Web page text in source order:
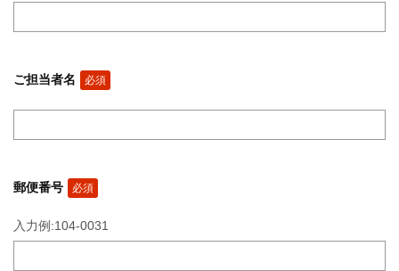
ご担当者名 必須
郵便番号 必須
入力例:104-0031